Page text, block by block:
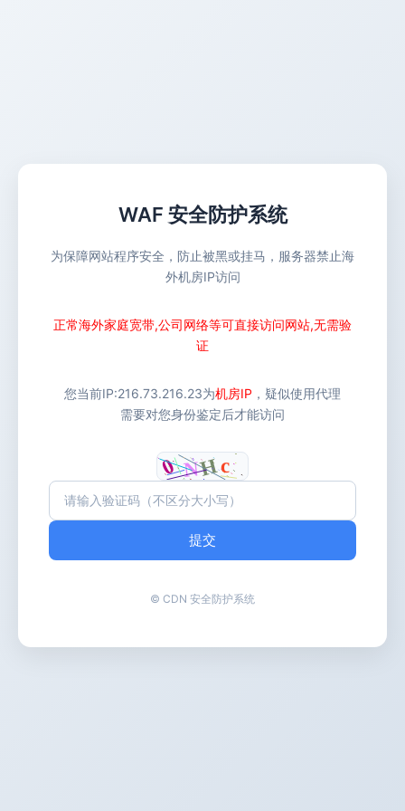
WAF 安全防护系统
为保障网站程序安全，防止被黑或挂马，服务器禁止海
外机房IP访问
正常海外家庭宽带,公司网络等可直接访问网站,无需验
证
您当前IP:216.73.216.23为机房IP ，疑似使用代理
需要对您身份鉴定后才能访问
提交
© CDN 安全防护系统